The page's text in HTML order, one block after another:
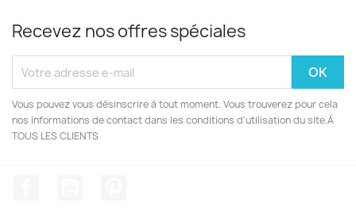
Recevez nos offres spéciales
Vous pouvez vous désinscrire à tout moment. Vous trouverez pour cela
nos informations de contact dans les conditions d'utilisation du site.À
TOUS LES CLIENTS